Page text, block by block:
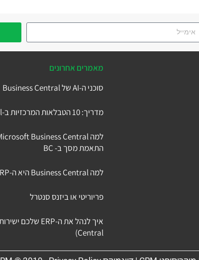
מאמרים אחרונים
סוכני ה-AI של Business Central
מדריך: 10 הטבלאות המרכזיות ב-Microsoft Business Central
התאמת מסך ב- BC
למה Business Central היא ה-ERP הכי מתקדם בישראל
פריוריטי או ביזנס סנטרל
Central)